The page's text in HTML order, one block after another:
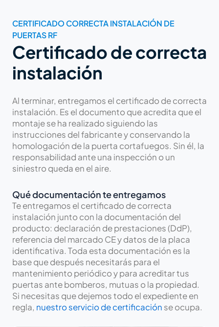
CERTIFICADO CORRECTA INSTALACIÓN DE
PUERTAS RF
Certificado de correcta
instalación
Al terminar, entregamos el certificado de correcta
instalación. Es el documento que acredita que el
montaje se ha realizado siguiendo las
instrucciones del fabricante y conservando la
homologación de la puerta cortafuegos. Sin él, la
responsabilidad ante una inspección o un
siniestro queda en el aire.
Qué documentación te entregamos
Te entregamos el certificado de correcta
instalación junto con la documentación del
producto: declaración de prestaciones (DdP),
referencia del marcado CE y datos de la placa
identificativa. Toda esta documentación es la
base que después necesitarás para el
mantenimiento periódico y para acreditar tus
puertas ante bomberos, mutuas o la propiedad.
Si necesitas que dejemos todo el expediente en
regla, nuestro servicio de certificación se ocupa.